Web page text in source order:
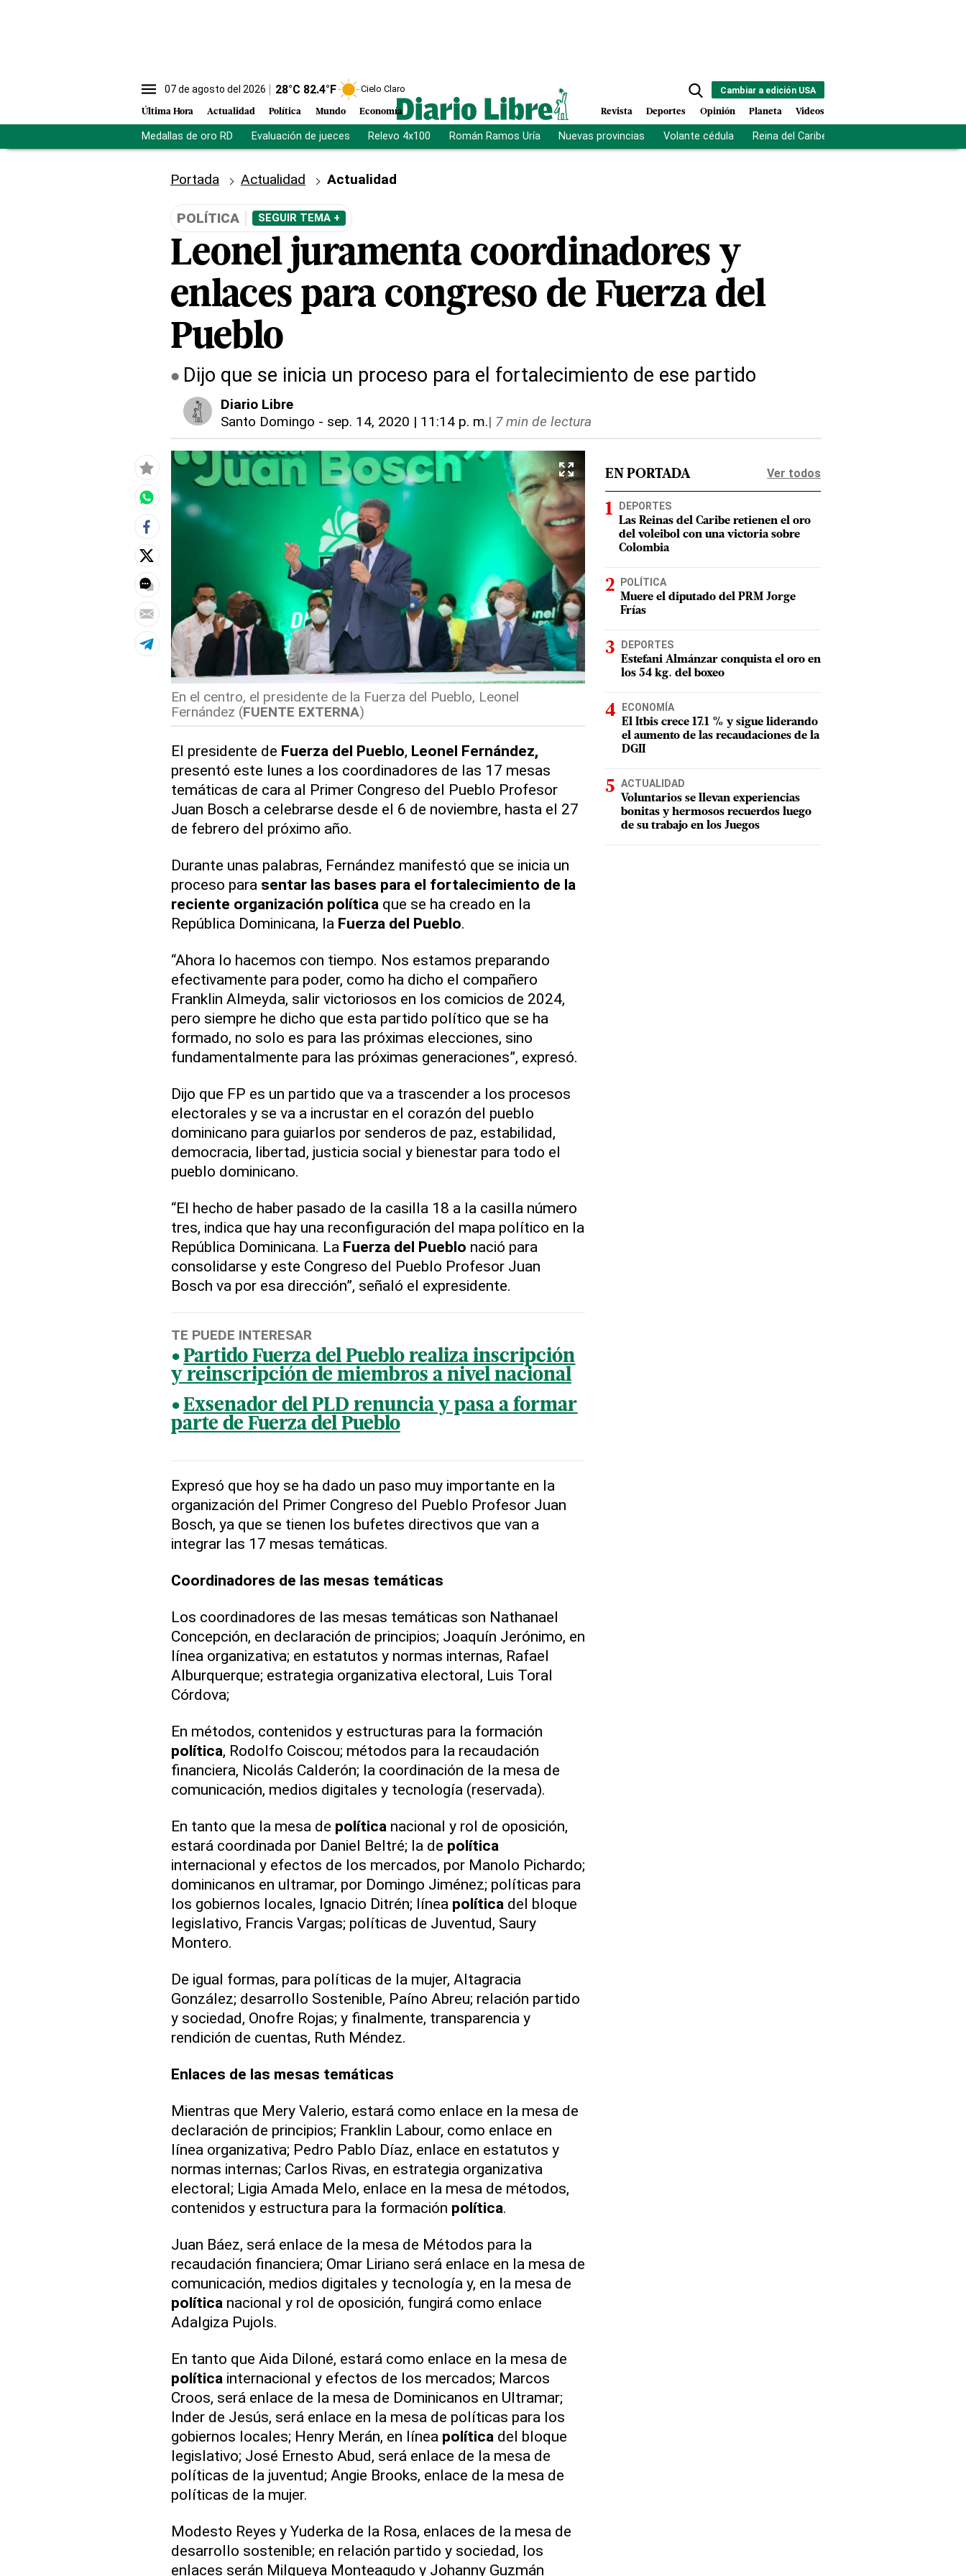
07 de agosto del 2026 28°C 82.4°F Cielo Claro
Última Hora Actualidad Política Mundo Economía
Cambiar a edición USA
Revista Deportes Opinión Planeta Videos
Medallas de oro RD Evaluación de jueces Relevo 4x100 Román Ramos Uría Nuevas provincias Volante cédula Reina del Caribe
Portada Actualidad Actualidad
POLÍTICA SEGUIR TEMA +
Leonel juramenta coordinadores y
enlaces para congreso de Fuerza del
Pueblo
Dijo que se inicia un proceso para el fortalecimiento de ese partido
Diario Libre
Santo Domingo - sep. 14, 2020 | 11:14 p. m.| 7 min de lectura
En el centro, el presidente de la Fuerza del Pueblo, Leonel
Fernández (FUENTE EXTERNA)
El presidente de Fuerza del Pueblo, Leonel Fernández,
presentó este lunes a los coordinadores de las 17 mesas
temáticas de cara al Primer Congreso del Pueblo Profesor
Juan Bosch a celebrarse desde el 6 de noviembre, hasta el 27
de febrero del próximo año.
Durante unas palabras, Fernández manifestó que se inicia un
proceso para sentar las bases para el fortalecimiento de la
reciente organización política que se ha creado en la
República Dominicana, la Fuerza del Pueblo.
“Ahora lo hacemos con tiempo. Nos estamos preparando
efectivamente para poder, como ha dicho el compañero
Franklin Almeyda, salir victoriosos en los comicios de 2024,
pero siempre he dicho que esta partido político que se ha
formado, no solo es para las próximas elecciones, sino
fundamentalmente para las próximas generaciones”, expresó.
Dijo que FP es un partido que va a trascender a los procesos
electorales y se va a incrustar en el corazón del pueblo
dominicano para guiarlos por senderos de paz, estabilidad,
democracia, libertad, justicia social y bienestar para todo el
pueblo dominicano.
“El hecho de haber pasado de la casilla 18 a la casilla número
tres, indica que hay una reconfiguración del mapa político en la
República Dominicana. La Fuerza del Pueblo nació para
consolidarse y este Congreso del Pueblo Profesor Juan
Bosch va por esa dirección”, señaló el expresidente.
TE PUEDE INTERESAR
Partido Fuerza del Pueblo realiza inscripción
y reinscripción de miembros a nivel nacional
Exsenador del PLD renuncia y pasa a formar
parte de Fuerza del Pueblo
Expresó que hoy se ha dado un paso muy importante en la
organización del Primer Congreso del Pueblo Profesor Juan
Bosch, ya que se tienen los bufetes directivos que van a
integrar las 17 mesas temáticas.
Coordinadores de las mesas temáticas
Los coordinadores de las mesas temáticas son Nathanael
Concepción, en declaración de principios; Joaquín Jerónimo, en
línea organizativa; en estatutos y normas internas, Rafael
Alburquerque; estrategia organizativa electoral, Luis Toral
Córdova;
En métodos, contenidos y estructuras para la formación
política, Rodolfo Coiscou; métodos para la recaudación
financiera, Nicolás Calderón; la coordinación de la mesa de
comunicación, medios digitales y tecnología (reservada).
En tanto que la mesa de políticanacional y rol de oposición,
estará coordinada por Daniel Beltré; la de política
internacional y efectos de los mercados, por Manolo Pichardo;
dominicanos en ultramar, por Domingo Jiménez; políticas para
los gobiernos locales, Ignacio Ditrén; línea políticadel bloque
legislativo, Francis Vargas; políticas de Juventud, Saury
Montero.
De igual formas, para políticas de la mujer, Altagracia
González; desarrollo Sostenible, Paíno Abreu; relación partido
y sociedad, Onofre Rojas; y finalmente, transparencia y
rendición de cuentas, Ruth Méndez.
Enlaces de las mesas temáticas
Mientras que Mery Valerio, estará como enlace en la mesa de
declaración de principios; Franklin Labour, como enlace en
línea organizativa; Pedro Pablo Díaz, enlace en estatutos y
normas internas; Carlos Rivas, en estrategia organizativa
electoral; Ligia Amada Melo, enlace en la mesa de métodos,
contenidos y estructura para la formación política.
Juan Báez, será enlace de la mesa de Métodos para la
recaudación financiera; Omar Liriano será enlace en la mesa de
comunicación, medios digitales y tecnología y, en la mesa de
políticanacional y rol de oposición, fungirá como enlace
Adalgiza Pujols.
En tanto que Aida Diloné, estará como enlace en la mesa de
políticainternacional y efectos de los mercados; Marcos
Croos, será enlace de la mesa de Dominicanos en Ultramar;
Inder de Jesús, será enlace en la mesa de políticas para los
gobiernos locales; Henry Merán, en línea políticadel bloque
legislativo; José Ernesto Abud, será enlace de la mesa de
políticas de la juventud; Angie Brooks, enlace de la mesa de
políticas de la mujer.
Modesto Reyes y Yuderka de la Rosa, enlaces de la mesa de
desarrollo sostenible; en relación partido y sociedad, los
enlaces serán Milqueya Monteagudo y Johanny Guzmán
EN PORTADA Ver todos
DEPORTES
Las Reinas del Caribe retienen el oro
del voleibol con una victoria sobre
Colombia
POLÍTICA
Muere el diputado del PRM Jorge
Frías
DEPORTES
Estefani Almánzar conquista el oro en
los 54 kg. del boxeo
ECONOMÍA
El Itbis crece 17.1 % y sigue liderando
el aumento de las recaudaciones de la
DGII
ACTUALIDAD
Voluntarios se llevan experiencias
bonitas y hermosos recuerdos luego
de su trabajo en los Juegos